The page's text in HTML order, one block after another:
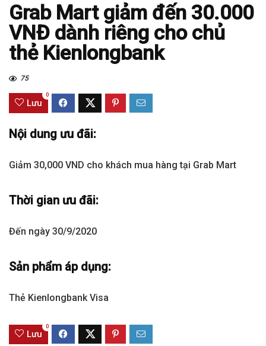
Grab Mart giảm đến 30.000
VNĐ dành riêng cho chủ
thẻ Kienlongbank
75
Lưu
0
Nội dung ưu đãi:
Giảm 30,000 VND cho khách mua hàng tại Grab Mart
Thời gian ưu đãi:
Đến ngày 30/9/2020
Sản phẩm áp dụng:
Thẻ Kienlongbank Visa
Lưu
0